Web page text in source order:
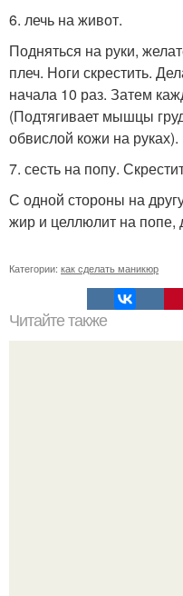
6. лечь на живот.
Подняться на руки,
плеч. Ноги скрестить.
начала 10 раз. Затем
(Подтягивает мышцы
обвислой кожи на руках).
7. сесть на попу.
С одной стороны на
жир и целлюлит на попе,
Категории: как сделать маникюр
Читайте также